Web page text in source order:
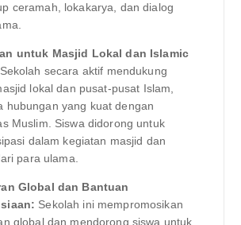
ceramah, lokakarya, dan dialog
untuk Masjid Lokal dan Islamic
Sekolah secara aktif mendukung
lokal dan pusat-pusat Islam,
hubungan yang kuat dengan
Muslim. Siswa didorong untuk
dalam kegiatan masjid dan
para ulama.
Global dan Bantuan
Sekolah ini mempromosikan
global dan mendorong siswa untuk